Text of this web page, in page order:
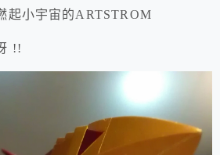
起小宇宙的ARTSTROM
!!